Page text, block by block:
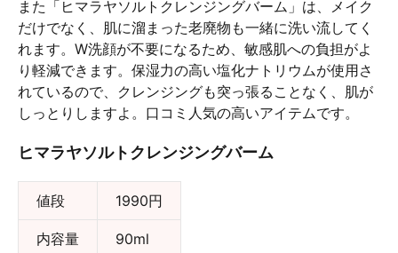
また「ヒマラヤソルトクレンジングバーム」は、メイク
だけでなく、肌に溜まった老廃物も一緒に洗い流してく
れます。W洗顔が不要になるため、敏感肌への負担がよ
り軽減できます。保湿力の高い塩化ナトリウムが使用さ
れているので、クレンジングも突っ張ることなく、肌が
しっとりしますよ。口コミ人気の高いアイテムです。
ヒマラヤソルトクレンジングバーム
値段 1990円
内容量 90ml